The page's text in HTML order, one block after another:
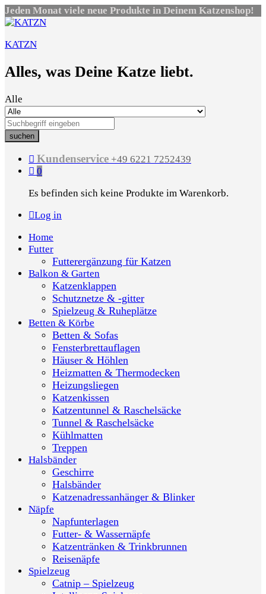
Jeden Monat viele neue Produkte in Deinem Katzenshop!
KATZN
Alles, was Deine Katze liebt.
Alle
suchen
Kundenservice +49 6221 7252439
0
Es befinden sich keine Produkte im Warenkorb.
Log in
Home
Futter
Futterergänzung für Katzen
Balkon & Garten
Katzenklappen
Schutznetze & -gitter
Spielzeug & Ruheplätze
Betten & Körbe
Betten & Sofas
Fensterbrettauflagen
Häuser & Höhlen
Heizmatten & Thermodecken
Heizungsliegen
Katzenkissen
Katzentunnel & Raschelsäcke
Tunnel & Raschelsäcke
Kühlmatten
Treppen
Halsbänder
Geschirre
Halsbänder
Katzenadressanhänger & Blinker
Näpfe
Napfunterlagen
Futter- & Wassernäpfe
Katzentränken & Trinkbrunnen
Reisenäpfe
Spielzeug
Catnip – Spielzeug